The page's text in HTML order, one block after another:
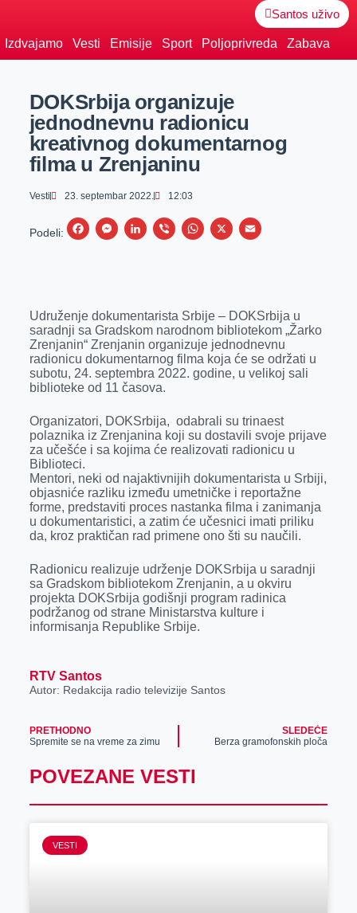
Santos uživo
Izdvajamo Vesti Emisije Sport Poljoprivreda Zabava
DOKSrbija organizuje
jednodnevnu radionicu
kreativnog dokumentarnog
filma u Zrenjaninu
Vesti 23. septembar 2022. 12:03
Podeli:
F
b
o
o
k
M
e
n
g
e
L
e
d
I
n
V
r
W
s
A
p
X
E
l
Udruženje dokumentarista Srbije – DOKSrbija u
saradnji sa Gradskom narodnom bibliotekom „Žarko
Zrenjanin“ Zrenjanin organizuje jednodnevnu
radionicu dokumentarnog filma koja će se održati u
subotu, 24. septembra 2022. godine, u velikoj sali
biblioteke od 11 časova.
Organizatori, DOKSrbija, odabrali su trinaest
polaznika iz Zrenjanina koji su dostavili svoje prijave
za učešće i sa kojima će realizovati radionicu u
Biblioteci.
Mentori, neki od najaktivnijih dokumentarista u Srbiji,
objasniće razliku između umetničke i reportažne
forme, predstaviti proces nastanka filma i zanimanja
u dokumentaristici, a zatim će učesnici imati priliku
da, kroz praktičan rad primene ono šti su naučili.
Radionicu realizuje udrženje DOKSrbija u saradnji
sa Gradskom bibliotekom Zrenjanin, a u okviru
projekta DOKSrbija godišnji program radinica
podržanog od strane Ministarstva kulture i
informisanja Republike Srbije.
RTV Santos
Autor: Redakcija radio televizije Santos
PRETHODNO
Spremite se na vreme za zimu
SLEDEĆE
Berza gramofonskih ploča
POVEZANE VESTI
VESTI